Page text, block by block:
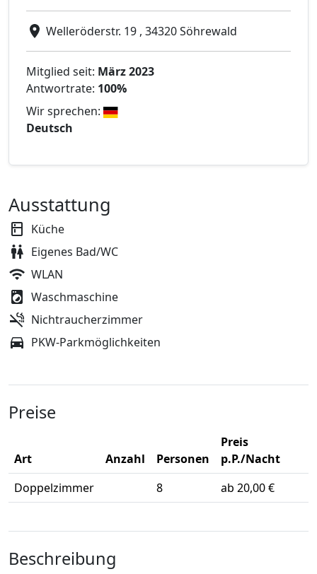
Welleröderstr. 19 , 34320 Söhrewald
Mitglied seit: März 2023
Antwortrate: 100%
Wir sprechen:
Deutsch
Ausstattung
Küche
Eigenes Bad/WC
WLAN
Waschmaschine
Nichtraucherzimmer
PKW-Parkmöglichkeiten
Preise
Art Anzahl Personen
Preis
p.P./Nacht
Doppelzimmer
8 ab 20,00 €
Beschreibung